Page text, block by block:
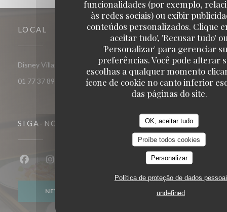
funcionalidades (por exemplo,
às redes sociais) ou exibir
conteúdos personalizados. Clique
aceitar tudo', 'Recusar tudo'
'Personalizar' para gerenciar
preferências. Você pode alterar
escolhas a qualquer momento
ícone de cookie no canto inferior
das páginas do site.
OK, aceitar tudo
Proíbe todos cookies
Personalizar
Política de proteção de dados
undefined
LOCAL
Disney Village 77700 Chessy((abre numa nova janela))
01 77 37 89 14
SIGA-NOS
Facebook ((abre numa nova janela))
Instagram ((abre numa nova janela))
NEWSLETTER